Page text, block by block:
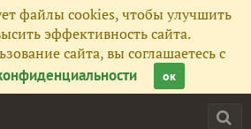
файлы cookies, чтобы улучшить
эффективность сайта.
сайта, вы соглашаетесь с
ок